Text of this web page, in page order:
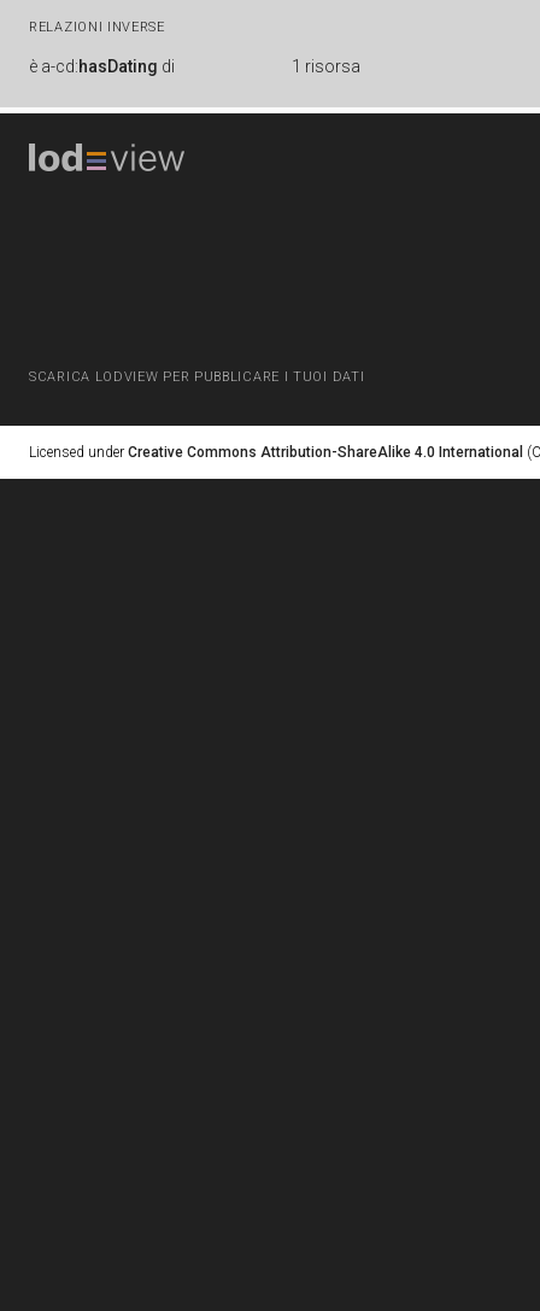
RELAZIONI INVERSE
è a-cd:hasDating di 1 risorsa
SCARICA LODVIEW PER PUBBLICARE I TUOI DATI
Licensed under Creative Commons Attribution-ShareAlike 4.0 International